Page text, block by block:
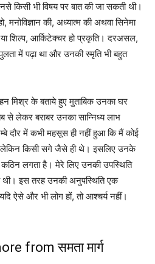
किसी भी विषय पर बात की जा सकती थी।
मनोविज्ञान की, अध्यात्म की अथवा सिनेमा
शिल्प, आर्किटेक्चर हो प्रकृति। दरअसल,
में पढ़ा था और उनकी स्मृति भी बहुत
मिश्र के बताये हुए मुताबिक उनका घर
से लेकर बराबर उनका सान्निध्य लाभ
दौर में कभी महसूस ही नहीं हुआ कि मैं कोई
लेकिन किसी सगे जैसे ही थे। इसलिए उनके
लगता है। मेरे लिए उनकी उपस्थिति
इस तरह उनकी अनुपस्थिति एक
ऐसे और भी लोग हों, तो आश्चर्य नहीं।
from समता मार्ग